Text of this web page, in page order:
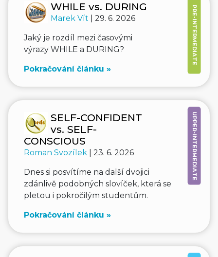
PRE-INTERMEDIATE
WHILE vs. DURING
Marek Vít | 29. 6. 2026
Jaký je rozdíl mezi časovými
výrazy WHILE a DURING?
Pokračování článku »
UPPER-INTERMEDIATE
SELF-CONFIDENT
vs. SELF-
CONSCIOUS
Roman Svozílek | 23. 6. 2026
Dnes si posvítíme na další dvojici
zdánlivě podobných slovíček, která se
pletou i pokročilým studentům.
Pokračování článku »